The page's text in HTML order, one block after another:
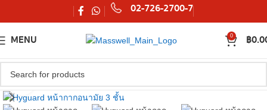
02-726-2700-7
MENU 0 ฿
Click to enlarge